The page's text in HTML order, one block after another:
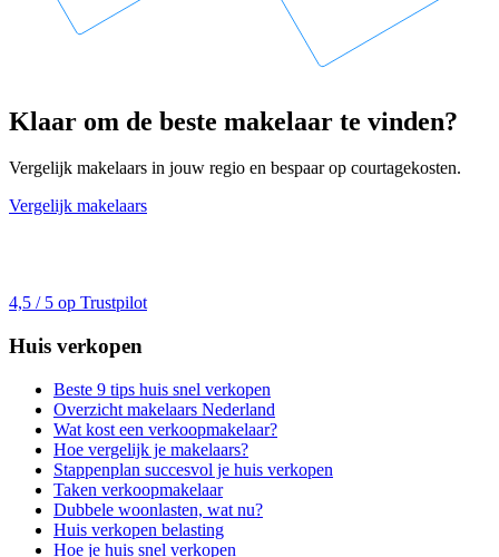
Klaar om de beste makelaar te vinden?
Vergelijk makelaars in jouw regio en bespaar op courtagekosten.
Vergelijk makelaars
4,5 / 5 op Trustpilot
Huis verkopen
Beste 9 tips huis snel verkopen
Overzicht makelaars Nederland
Wat kost een verkoopmakelaar?
Hoe vergelijk je makelaars?
Stappenplan succesvol je huis verkopen
Taken verkoopmakelaar
Dubbele woonlasten, wat nu?
Huis verkopen belasting
Hoe je huis snel verkopen